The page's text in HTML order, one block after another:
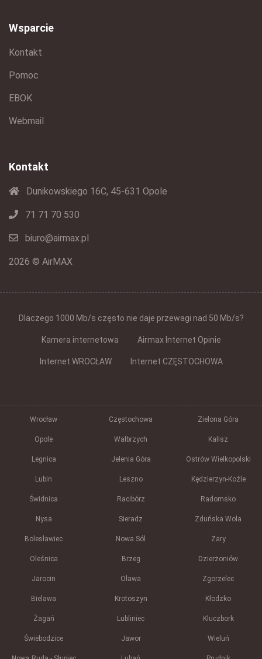
Wsparcie
Kontakt
Pomoc
EBOK
Webmail
Kontakt
Dunikowskiego 16C, 45-631 Opole
71 71 70 530
biuro@airmax.pl
2026 © AirMAX
Dlaczego 1000 Mb/s często nie daje przewagi nad 50 Mb/s?
Kamera internetowa Airmax Internet Opinie
Internet WROCŁAW Internet CZĘSTOCHOWA
Wrocław Częstochowa Zielona Góra
Opole Wałbrzych Kalisz
Legnica Jelenia Góra Ostrów Wielkopolski
Lubin Leszno Kędzierzyn-Koźle
Świdnica Racibórz Radomsko
Nysa Sieradz Zduńska Wola
Bolesławiec Nowa Sól Żary
Oleśnica Brzeg Dzierżoniów
Jarocin Oława Zgorzelec
Bielawa Krotoszyn Kłodzko
Żagań Lubliniec Kluczbork
Świebodzice Jawor Wieluń